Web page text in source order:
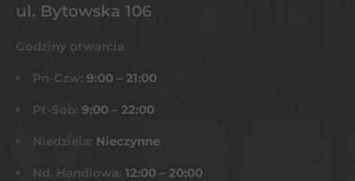
ul. Bytowska 106
Godziny otwarcia
Pn-Czw: 9:00 – 21:00
Pt-Sob: 9:00 – 22:00
Niedziela: Nieczynne
Nd. Handlowa: 12:00 – 20:00